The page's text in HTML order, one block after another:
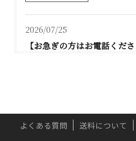
2026/07/25
【お急ぎの方はお電話くだ
詳しくはこちら
よくある質問 送料について